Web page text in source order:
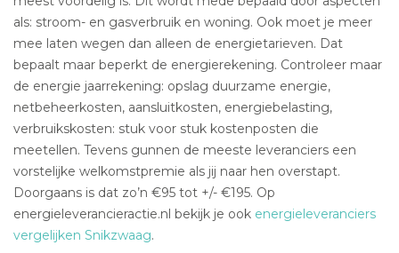
als: stroom- en gasverbruik en woning. Ook moet je meer
mee laten wegen dan alleen de energietarieven. Dat
bepaalt maar beperkt de energierekening. Controleer maar
de energie jaarrekening: opslag duurzame energie,
netbeheerkosten, aansluitkosten, energiebelasting,
verbruikskosten: stuk voor stuk kostenposten die
meetellen. Tevens gunnen de meeste leveranciers een
vorstelijke welkomstpremie als jij naar hen overstapt.
Doorgaans is dat zo’n €95 tot +/- €195. Op
energieleverancieractie.nl bekijk je ook energieleveranciers
vergelijken Snikzwaag.